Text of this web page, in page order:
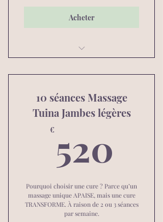
Acheter
10 séances Massage
Tuina Jambes légères
€ 520
Pourquoi choisir une cure ? Parce qu’un
massage unique APAISE, mais une cure
TRANSFORME. À raison de 2 ou 3 séances
par semaine.